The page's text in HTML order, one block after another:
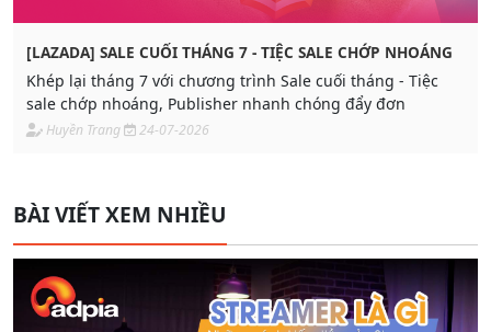
[LAZADA] SALE CUỐI THÁNG 7 - TIỆC SALE CHỚP NHOÁNG
Khép lại tháng 7 với chương trình Sale cuối tháng - Tiệc
sale chớp nhoáng, Publisher nhanh chóng đẩy đơn
Huyền Trang 24-07-2026
BÀI VIẾT XEM NHIỀU